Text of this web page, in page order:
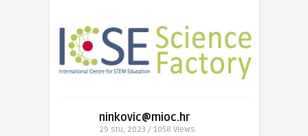
ninkovic@mioc.hr
29 stu, 2023 / 1058 Views